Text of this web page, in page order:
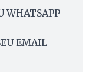
WHATSAPP
EMAIL